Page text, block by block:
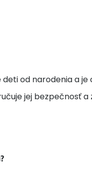
od narodenia a
jej bezpečnosť